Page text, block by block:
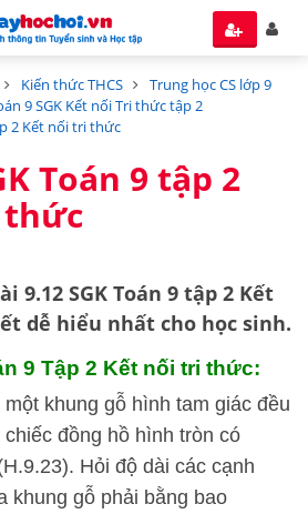
Kiến thức THCS
Trung học CS lớp 9
9 SGK Kết nối Tri thức tập 2
2 Kết nối tri thức
Toán 9 tập 2
9.12 SGK Toán 9 tập 2 Kết
dễ hiểu nhất cho học sinh.
9 Tập 2 Kết nối tri thức:
khung gỗ hình tam giác đều
đồng hồ hình tròn có
Hỏi độ dài các cạnh
khung gỗ phải bằng bao